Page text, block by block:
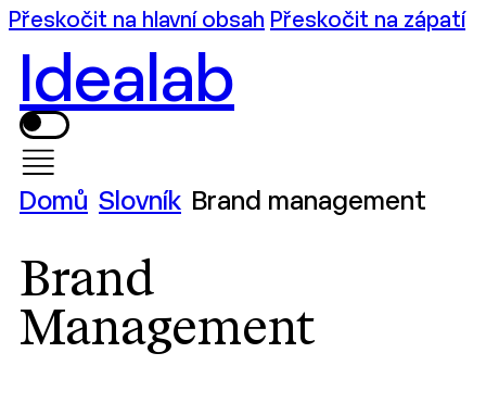
Přeskočit na hlavní obsah Přeskočit na zápatí
Idealab
Domů Slovník Brand management
Brand
Management